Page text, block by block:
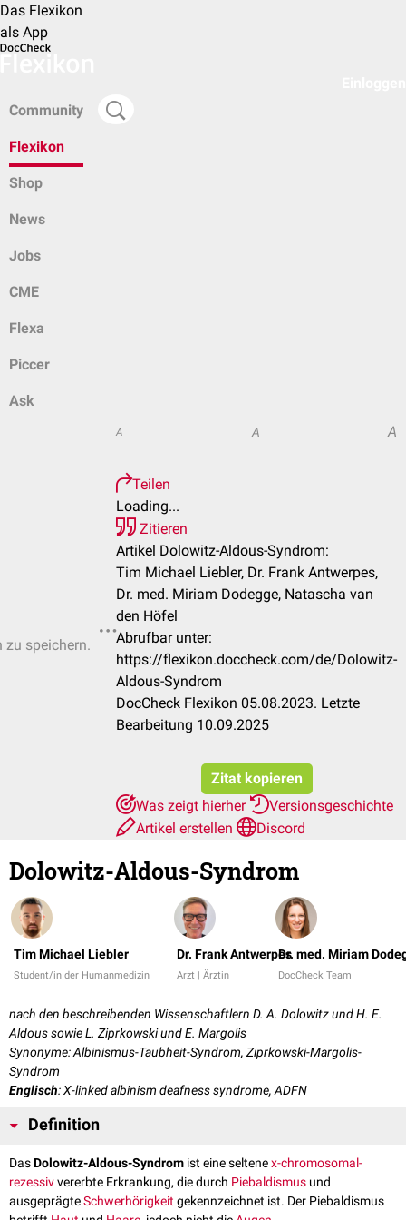
Das Flexikon
als App
Community
Flexikon
Shop
News
Jobs
CME
Flexa
Piccer
Ask
zu speichern.
A A A
Teilen
Loading...
Zitieren
Artikel Dolowitz-Aldous-Syndrom:
Tim Michael Liebler, Dr. Frank Antwerpes,
Dr. med. Miriam Dodegge, Natascha van
den Höfel
Abrufbar unter:
https://flexikon.doccheck.com/de/Dolowitz-
Aldous-Syndrom
DocCheck Flexikon 05.08.2023. Letzte
Bearbeitung 10.09.2025
Zitat kopieren
Was zeigt hierher
Versionsgeschichte
Artikel erstellen
Discord
Dolowitz-Aldous-Syndrom
Tim Michael Liebler
Student/in der Humanmedizin
Dr. Frank Antwerpes
Arzt | Ärztin
Dr. med. Miriam
DocCheck Team
nach den beschreibenden Wissenschaftlern D. A. Dolowitz und H. E.
Aldous sowie L. ZiprkowskiundE. Margolis
Synonyme: Albinismus-Taubheit-Syndrom, Ziprkowski-Margolis-
Syndrom
Englisch: X-linked albinism deafness syndrome, ADFN
Definition
DasDolowitz-Aldous-Syndrom ist eine seltenex-chromosomal-
rezessivvererbte Erkrankung, die durch Piebaldismus und
ausgeprägteSchwerhörigkeitgekennzeichnet ist. Der Piebaldismus